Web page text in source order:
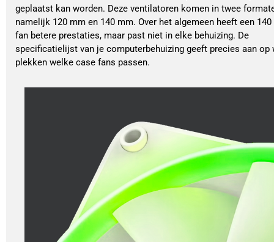
geplaatst kan worden. Deze ventilatoren komen in twee
namelijk 120 mm en 140 mm. Over het algemeen heeft een
fan betere prestaties, maar past niet in elke behuizing. De
specificatielijst van je computerbehuizing geeft precies aan op
plekken welke case fans passen.